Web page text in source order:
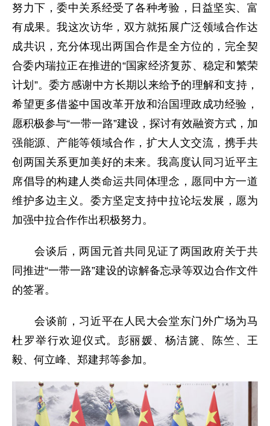
努力下，委中关系经受了各种考验，日益坚实、富
有成果。我这次访华，双方就拓展广泛领域合作达
成共识，充分体现出两国合作是全方位的，完全契
合委内瑞拉正在推进的“国家经济复苏、稳定和繁荣
计划”。委方感谢中方长期以来给予的理解和支持，
希望更多借鉴中国改革开放和治国理政成功经验，
愿积极参与“一带一路”建设，探讨有效融资方式，加
强能源、产能等领域合作，扩大人文交流，携手共
创两国关系更加美好的未来。我高度认同习近平主
席倡导的构建人类命运共同体理念，愿同中方一道
维护多边主义。委方坚定支持中拉论坛发展，愿为
加强中拉合作作出积极努力。
会谈后，两国元首共同见证了两国政府关于共
同推进“一带一路”建设的谅解备忘录等双边合作文件
的签署。
会谈前，习近平在人民大会堂东门外广场为马
杜罗举行欢迎仪式。彭丽媛、杨洁篪、陈竺、王
毅、何立峰、郑建邦等参加。